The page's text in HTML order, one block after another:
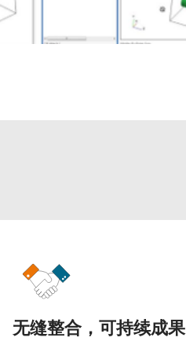
无缝整合，可持续成果